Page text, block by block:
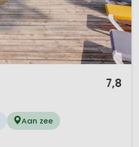
7,8
Aan zee